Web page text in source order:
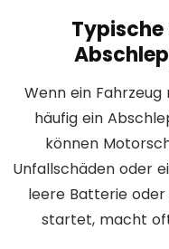
Typische
Wenn ein
häufig ein
können
Unfallschäden oder
leere Batterie
startet, macht